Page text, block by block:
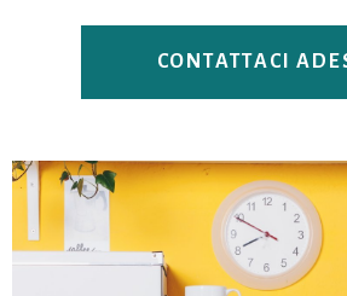
CONTATTACI